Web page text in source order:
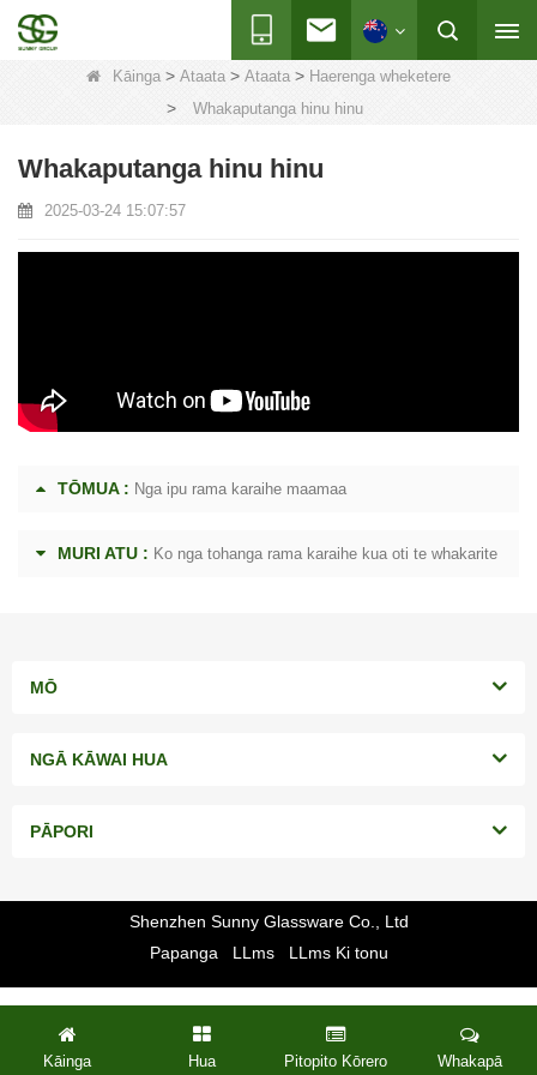
Kāinga > Ataata > Ataata > Haerenga wheketere
> Whakaputanga hinu hinu
Whakaputanga hinu hinu
2025-03-24 15:07:57
TŌMUA : Nga ipu rama karaihe maamaa
MURI ATU : Ko nga tohanga rama karaihe kua oti te whakarite
MŌ
NGĀ KĀWAI HUA
PĀPORI
Shenzhen Sunny Glassware Co., Ltd
Papanga
LLms LLms Ki tonu
Kāinga Hua Pitopito Kōrero Whakapā